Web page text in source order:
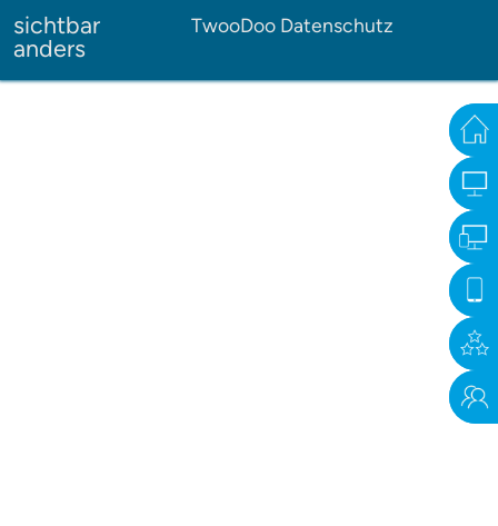
Zum Hauptinhalt springen
sichtbar
anders
TwooDoo Datenschutz